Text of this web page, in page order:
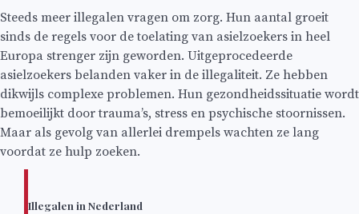
Steeds meer illegalen vragen om zorg. Hun aantal groeit
sinds de regels voor de toelating van asielzoekers in heel
Europa strenger zijn geworden. Uitgeprocedeerde
asielzoekers belanden vaker in de illegaliteit. Ze hebben
dikwijls complexe problemen. Hun gezondheidssituatie wordt
bemoeilijkt door trauma’s, stress en psychische stoornissen.
Maar als gevolg van allerlei drempels wachten ze lang
voordat ze hulp zoeken.
Illegalen in Nederland